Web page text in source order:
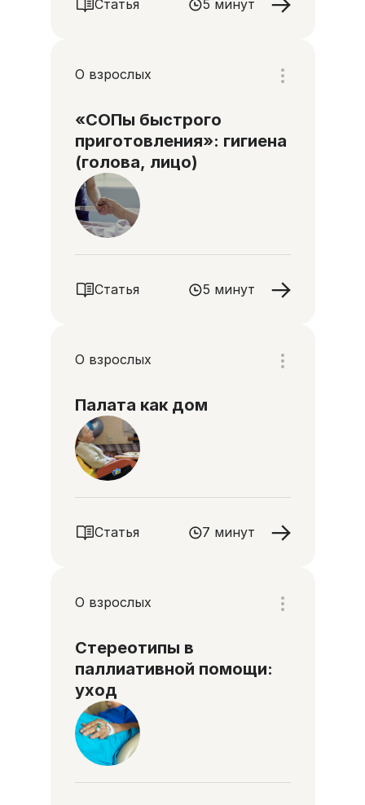
Статья 5 минут
О взрослых
«СОПы быстрого
приготовления»: гигиена
(голова, лицо)
Статья 5 минут
О взрослых
Палата как дом
Статья 7 минут
О взрослых
Стереотипы в
паллиативной помощи:
уход